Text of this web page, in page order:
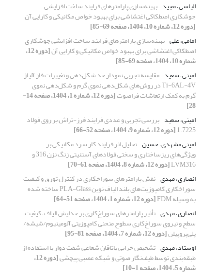
الیاسی، مجید بهینه‌سازی پارامترهای فرایند ساخت افزایشی
جوشکاری اصطکاکی اغتشاشی برای بهبود خواص مکانیکی و کارایی آن
[دوره 12، شماره 10، 1404، صفحه 69-85]
امامی، علی بهینه‌سازی پارامترهای فرایند ساخت افزایشی جوشکاری
اصطکاکی اغتشاشی برای بهبود خواص مکانیکی و کارایی آن [دوره 12،
شماره 10، 1404، صفحه 69-85]
امینی، سعید مقایسه تجربی نمودار حد شکل‌دهی و تغییرات فاز آلیاژ
Ti-6AL-4V در روش‌های شکل‌دهی نموی گرم و شکل‌دهی نموی
گرم به کمک ارتعاشات فراصوت [دوره 12، شماره 1، 1404، صفحه 14-
28]
امینی، سعید بررسی تجربی و عددی فرایند فرز-تراش بر روی فولاد
1.7225[دوره 12، شماره 9، 1404، صفحه 52-66]
امینی مشهدی، حسین تحلیل اثر فرایند کار سرد مکانیکی بر
ویژگی‌های ریزساختاری و سختی فولادهای آستنیتی زنگ نزن 316 و
LVM316[دوره 12، شماره 8، 1404، صفحه 61-70]
انصاری، مهدی نقش پارامترهای سوراخکاری در کنترل تورق و کیفیت
سوراخکاری کامپوزیت‌های بلند الیاف نوین PLA-Glass ساخته شده
به وسیله FDM
[دوره 12، شماره 1، 1404، صفحه 51-64]
انصاری، مهدی تأثیر پارامترهای سوراخ‌کاری بر جدایش الیاف، کیفیت
سطح و نیروی سوراخ‌کاری سطوح منحنی کامپوزیتی‌ آلومینیوم/شیشه/
پلی‌پروپیلن[دوره 12، شماره 7، 1404، صفحه 81-95]
اوستاد، مهدی تشخیص خرابی یاتاقان شعاعی شفت دوار با استفاده از
طبقه‌بندی توسط طیف‌نگار صوتی و شبکه عصبی پیچشی [دوره 12،
شماره 5، 1404، صفحه 1-10]